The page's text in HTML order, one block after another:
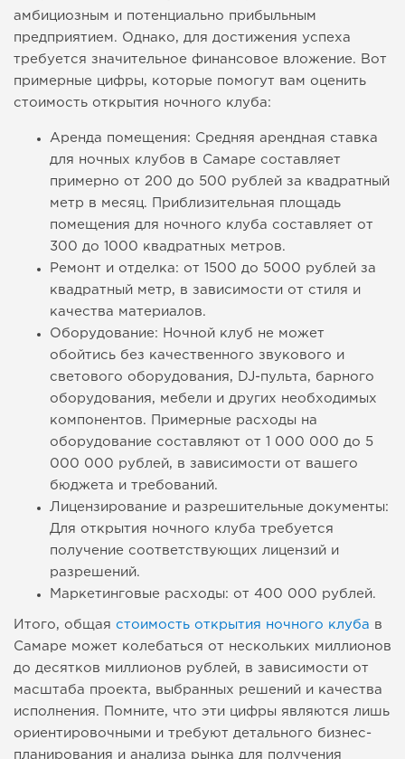
амбициозным и потенциально прибыльным
предприятием. Однако, для достижения успеха
требуется значительное финансовое вложение. Вот
примерные цифры, которые помогут вам оценить
стоимость открытия ночного клуба:
Аренда помещения: Средняя арендная ставка
для ночных клубов в Самаре составляет
примерно от 200 до 500 рублей за квадратный
метр в месяц. Приблизительная площадь
помещения для ночного клуба составляет от
300 до 1000 квадратных метров.
Ремонт и отделка: от 1500 до 5000 рублей за
квадратный метр, в зависимости от стиля и
качества материалов.
Оборудование: Ночной клуб не может
обойтись без качественного звукового и
светового оборудования, DJ-пульта, барного
оборудования, мебели и других необходимых
компонентов. Примерные расходы на
оборудование составляют от 1 000 000 до 5
000 000 рублей, в зависимости от вашего
бюджета и требований.
Лицензирование и разрешительные документы:
Для открытия ночного клуба требуется
получение соответствующих лицензий и
разрешений.
Маркетинговые расходы: от 400 000 рублей.
Итого, общая стоимость открытия ночного клуба в
Самаре может колебаться от нескольких миллионов
до десятков миллионов рублей, в зависимости от
масштаба проекта, выбранных решений и качества
исполнения. Помните, что эти цифры являются лишь
ориентировочными и требуют детального бизнес-
планирования и анализа рынка для получения